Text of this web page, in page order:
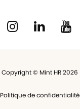
Copyright © Mint HR 2026
Politique de confidentialité